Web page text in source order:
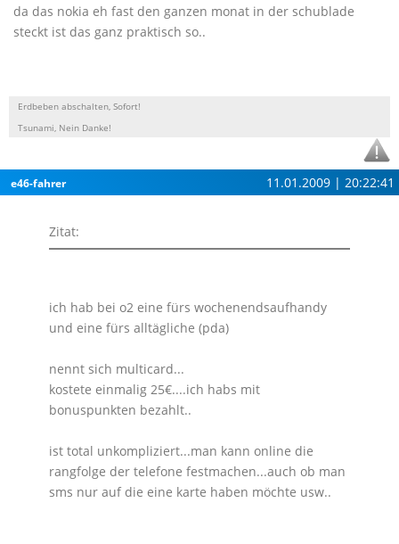
da das nokia eh fast den ganzen monat in der schublade
steckt ist das ganz praktisch so..
Erdbeben abschalten, Sofort!
Tsunami, Nein Danke!
e46-fahrer 11.01.2009 | 20:22:41
Zitat:
ich hab bei o2 eine fürs wochenendsaufhandy
und eine fürs alltägliche (pda)
nennt sich multicard...
kostete einmalig 25€....ich habs mit
bonuspunkten bezahlt..
ist total unkompliziert...man kann online die
rangfolge der telefone festmachen...auch ob man
sms nur auf die eine karte haben möchte usw..